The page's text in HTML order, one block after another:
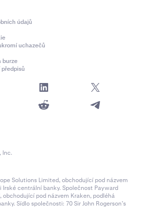
údajů
uchazečů
burze
Inc.
Solutions Limited, obchodující pod názvem
Irské centrální banky. Společnost Payward
obchodující pod názvem Kraken, podléhá
Sídlo společnosti: 70 Sir John Rogerson’s